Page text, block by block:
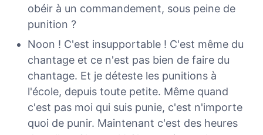
obéir à un commandement, sous peine de
punition ?
Noon ! C'est insupportable ! C'est même du
chantage et ce n'est pas bien de faire du
chantage. Et je déteste les punitions à
l'école, depuis toute petite. Même quand
c'est pas moi qui suis punie, c'est n'importe
quoi de punir. Maintenant c'est des heures